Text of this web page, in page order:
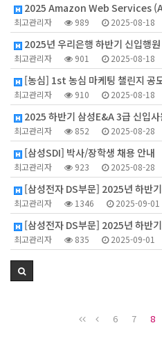
2025 Amazon Web Services
최고관리자 989 2025-08-18
2025년 우리은행 하반기 신입행
최고관리자 901 2025-08-18
[농심] 1st 농심 마케팅 챌린지 공
최고관리자 910 2025-08-18
2025 하반기 삼성E&A 3급 신입사
최고관리자 852 2025-08-28
[삼성SDI] 박사/장학생 채용 안내
최고관리자 923 2025-08-28
[삼성전자 DS부문] 2025년 하반
최고관리자 1346 2025-09-01
[삼성전자 DS부문] 2025년 하반
최고관리자 835 2025-09-01
6 7 8